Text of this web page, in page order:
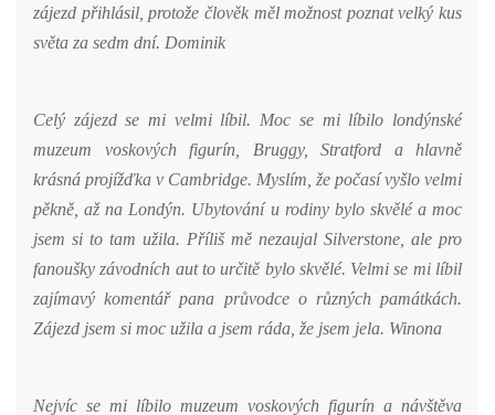
zájezd přihlásil, protože člověk měl možnost poznat velký kus
světa za sedm dní. Dominik
Celý zájezd se mi velmi líbil. Moc se mi líbilo londýnské
muzeum voskových figurín, Bruggy, Stratford a hlavně
krásná projížďka v Cambridge. Myslím, že počasí vyšlo velmi
pěkně, až na Londýn. Ubytování u rodiny bylo skvělé a moc
jsem si to tam užila. Příliš mě nezaujal Silverstone, ale pro
fanoušky závodních aut to určitě bylo skvělé. Velmi se mi líbil
zajímavý komentář pana průvodce o různých památkách.
Zájezd jsem si moc užila a jsem ráda, že jsem jela. Winona
Nejvíc se mi líbilo muzeum voskových figurín a návštěva